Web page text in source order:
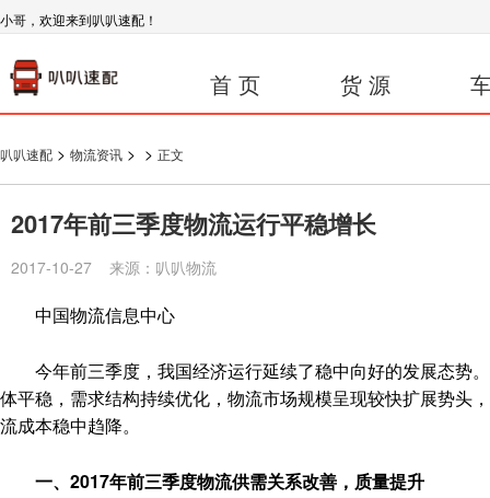
小哥，欢迎来到叭叭速配！
首 页 货 源
叭叭速配 > 物流资讯 > > 正文
2017年前三季度物流运行平稳增长
2017-10-27 来源：叭叭物流
中国物流信息中心
今年前三季度，我国经济运行延续了稳中向好的发展态势
体平稳，需求结构持续优化，物流市场规模呈现较快扩展势头
流成本稳中趋降。
一、2017年前三季度物流供需关系改善，质量提升